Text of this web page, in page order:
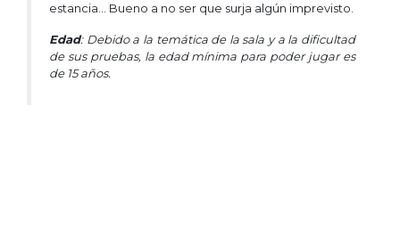
estancia… Bueno a no ser que surja algún imprevisto.
Edad: Debido a la temática de la sala y a la dificultad
de sus pruebas, la edad mínima para poder jugar es
de 15 años.